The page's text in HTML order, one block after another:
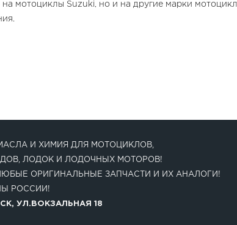
мотоциклы Suzuki, но и на другие марки
И ХИМИЯ ДЛЯ МОТОЦИКЛОВ,
ЛОДОК И ЛОДОЧНЫХ МОТОРОВ!
ОРИГИНАЛЬНЫЕ ЗАПЧАСТИ И ИХ АНАЛОГИ!
РОССИИ!
УЛ.ВОКЗАЛЬНАЯ 18